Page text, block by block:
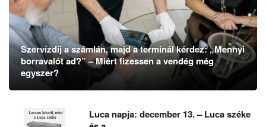
Szervízdíj a számlán, majd a terminál kérdez: „Mennyi
borravalót ad?” – Miért fizessen a vendég még
egyszer?
Luca napja: december 13. – Luca széke